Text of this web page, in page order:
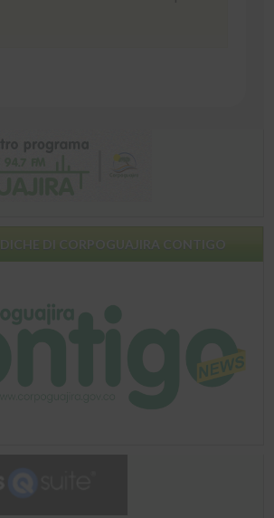
DI CORPOGUAJIRA CONTIGO